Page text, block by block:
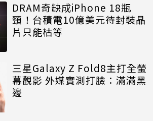
DRAM奇缺成iPhone 18瓶
頸！台積電10億美元待封裝晶
片只能枯等
三星Galaxy Z Fold8主打全螢
幕觀影 外媒實測打臉：滿滿黑
邊